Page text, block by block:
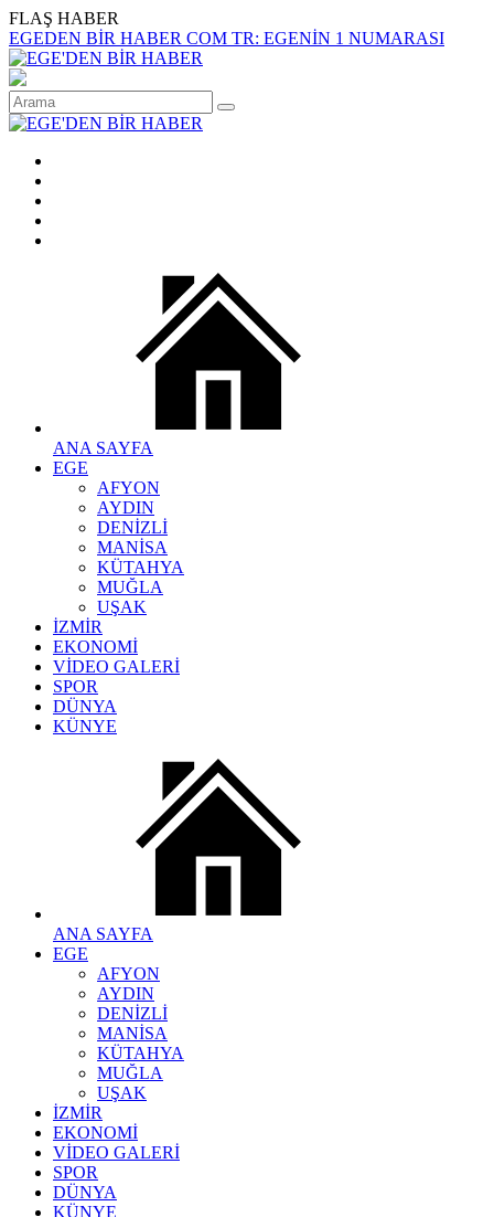
FLAŞ HABER
EGEDEN BİR HABER COM TR: EGENİN 1 NUMARASI
ANA SAYFA
EGE
AFYON
AYDIN
DENİZLİ
MANİSA
KÜTAHYA
MUĞLA
UŞAK
İZMİR
EKONOMİ
VİDEO GALERİ
SPOR
DÜNYA
KÜNYE
ANA SAYFA
EGE
AFYON
AYDIN
DENİZLİ
MANİSA
KÜTAHYA
MUĞLA
UŞAK
İZMİR
EKONOMİ
VİDEO GALERİ
SPOR
DÜNYA
KÜNYE